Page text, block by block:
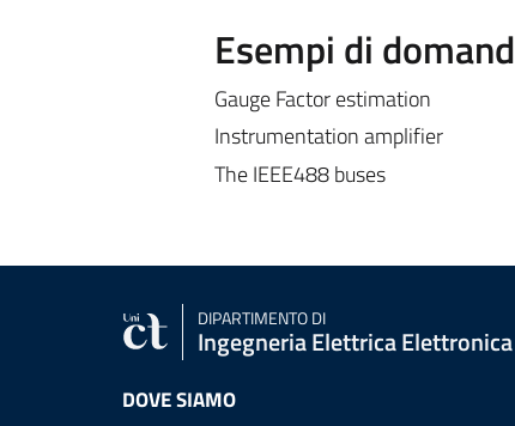
Esempi di
Gauge Factor estimation
Instrumentation amplifier
The IEEE488 buses
DIPARTIMENTO DI
Ingegneria Elettrica
DOVE SIAMO